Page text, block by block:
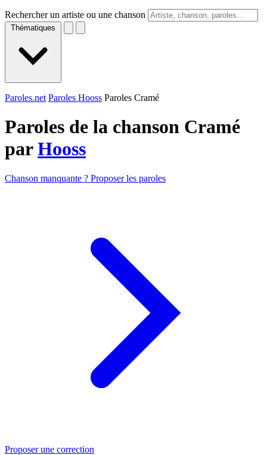
Rechercher un artiste ou une chanson
Thématiques
Paroles.net Paroles Hooss Paroles Cramé
Paroles de la chanson Cramé
parHooss
Chanson manquante ? Proposer les paroles
Proposer une correction